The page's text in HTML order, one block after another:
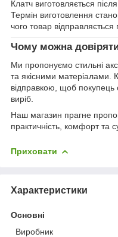
Клатч виготовляється
Термін виготовлення
чого товар відправляється
Чому можна
Ми пропонуємо стильні
та якісними матеріалами.
відправкою, щоб покупець
виріб.
Наш магазин прагне
практичність, комфорт та
Приховати
Характеристики
Основні
Виробник